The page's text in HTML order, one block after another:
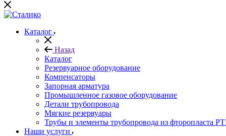
Каталог
Назад
Каталог
Резервуарное оборудование
Компенсаторы
Запорная арматура
Промышленное газовое оборудование
Детали трубопровода
Мягкие резервуары
Трубы и элементы трубопровода из фторопласта
Наши услуги